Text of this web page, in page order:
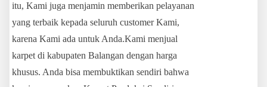
itu, Kami juga menjamin memberikan pelayanan
yang terbaik kepada seluruh customer Kami,
karena Kami ada untuk Anda.Kami menjual
karpet di kabupaten Balangan dengan harga
khusus. Anda bisa membuktikan sendiri bahwa